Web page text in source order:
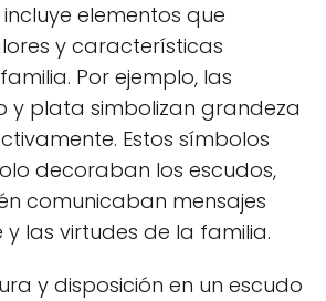
elementos que
y características
Por ejemplo, las
y plata simbolizan grandeza
Estos símbolos
decoraban los escudos,
comunicaban mensajes
las virtudes de la familia.
y disposición en un escudo